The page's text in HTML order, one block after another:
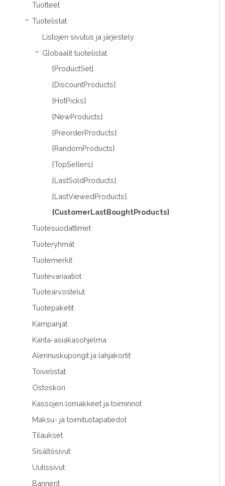
Tuotteet
› Tuotelistat
Listojen sivutus ja järjestely
›
Globaalit tuotelistat
{ProductSet}
{DiscountProducts}
{HotPicks}
{NewProducts}
{PreorderProducts}
{RandomProducts}
{TopSellers}
{LastSoldProducts}
{LastViewedProducts}
{CustomerLastBoughtProducts}
Tuotesuodattimet
Tuoteryhmät
Tuotemerkit
Tuotevariaatiot
Tuotearvostelut
Tuotepaketit
Kampanjat
Kanta-asiakasohjelma
Alennuskupongit ja lahjakortit
Toivelistat
Ostoskori
Kassojen lomakkeet ja toiminnot
Maksu- ja toimitustapatiedot
Tilaukset
Sisältösivut
Uutissivut
Bannerit